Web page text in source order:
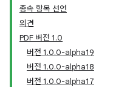
종속 항목 선언
의견
PDF 버전 1.0
버전 1.0.0-alpha19
버전 1.0.0-alpha18
버전 1.0.0-alpha17